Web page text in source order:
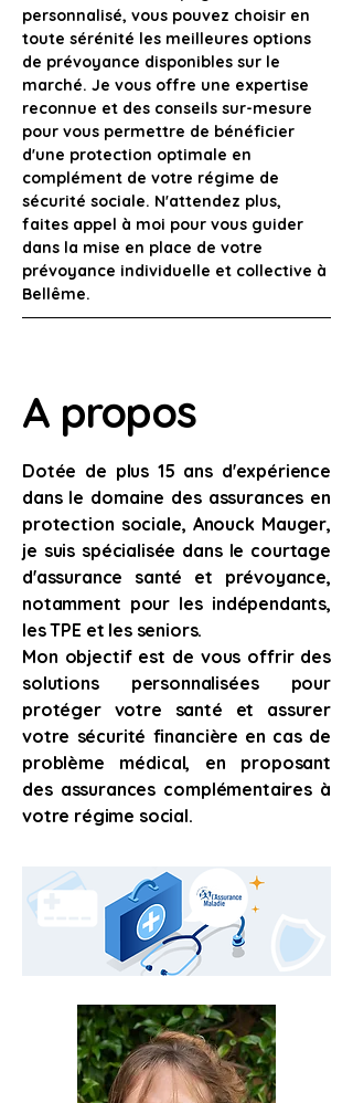
personnalisé, vous pouvez choisir en
toute sérénité les meilleures options
de prévoyance disponibles sur le
marché. Je vous offre une expertise
reconnue et des conseils sur-mesure
pour vous permettre de bénéficier
d'une protection optimale en
complément de votre régime de
sécurité sociale. N'attendez plus,
faites appel à moi pour vous guider
dans la mise en place de votre
prévoyance individuelle et collective à
Bellême.
A propos
Dotée de plus 15 ans d'expérience
dans le domaine des assurances en
protection sociale, Anouck Mauger,
je suis spécialisée dans le courtage
d'assurance santé et prévoyance,
notamment pour les indépendants,
les TPE et les seniors.
Mon objectif est de vous offrir des
solutions personnalisées pour
protéger votre santé et assurer
votre sécurité financière en cas de
problème médical, en proposant
des assurances complémentaires à
votre régime social.